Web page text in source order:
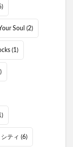
Soul (2)
(1)
ティ (6)